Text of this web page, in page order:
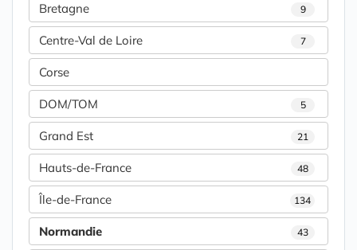
Bretagne 9
Centre-Val de Loire 7
Corse
DOM/TOM 5
Grand Est 21
Hauts-de-France 48
Île-de-France 134
Normandie 43